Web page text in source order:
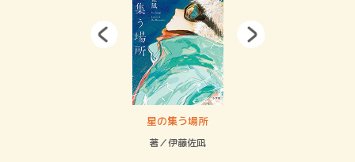
星の集う場所
著／伊藤佐凪